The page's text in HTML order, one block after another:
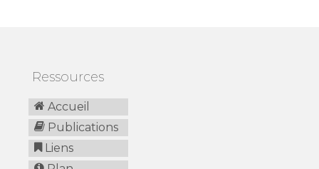
Ressources
Accueil
Publications
Liens